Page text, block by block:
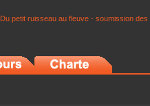
petit ruisseau au fleuve - soumission des